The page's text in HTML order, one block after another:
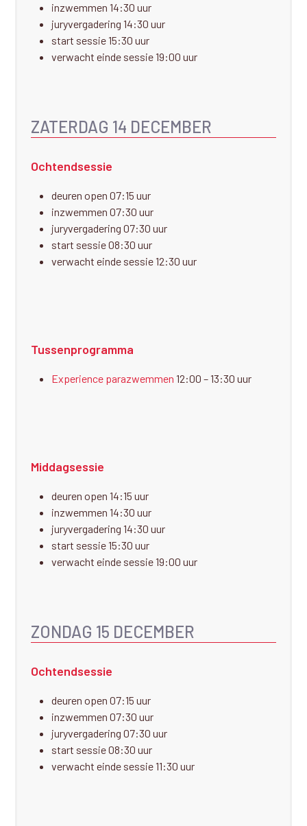
inzwemmen 14:30 uur
juryvergadering 14:30 uur
start sessie 15:30 uur
verwacht einde sessie 19:00 uur
ZATERDAG 14 DECEMBER
Ochtendsessie
deuren open 07:15 uur
inzwemmen 07:30 uur
juryvergadering 07:30 uur
start sessie 08:30 uur
verwacht einde sessie 12:30 uur
Tussenprogramma
Experience parazwemmen 12:00 – 13:30 uur
Middagsessie
deuren open 14:15 uur
inzwemmen 14:30 uur
juryvergadering 14:30 uur
start sessie 15:30 uur
verwacht einde sessie 19:00 uur
ZONDAG 15 DECEMBER
Ochtendsessie
deuren open 07:15 uur
inzwemmen 07:30 uur
juryvergadering 07:30 uur
start sessie 08:30 uur
verwacht einde sessie 11:30 uur